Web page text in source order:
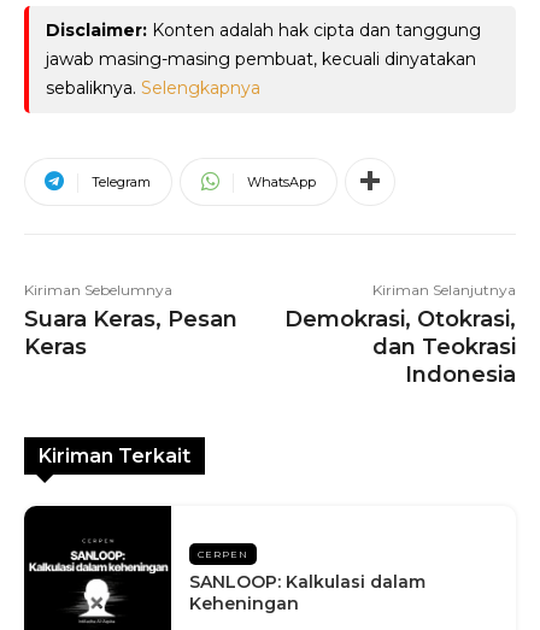
Disclaimer: Konten adalah hak cipta dan tanggung
jawab masing-masing pembuat, kecuali dinyatakan
sebaliknya. Selengkapnya
Telegram WhatsApp
Kiriman Sebelumnya
Suara Keras, Pesan
Keras
Kiriman Selanjutnya
Demokrasi, Otokrasi,
dan Teokrasi
Indonesia
Kiriman Terkait
CERPEN
SANLOOP: Kalkulasi dalam
Keheningan